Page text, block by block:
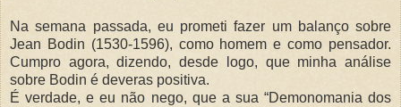
Na semana passada, eu prometi fazer um balanço sobre
Jean Bodin (1530-1596), como homem e como pensador.
Cumpro agora, dizendo, desde logo, que minha análise
sobre Bodin é deveras positiva.
É verdade, e eu não nego, que a sua “Demonomania dos